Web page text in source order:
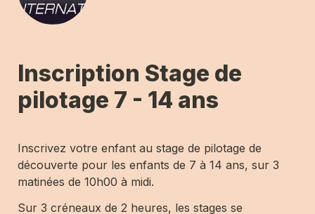
Inscription Stage de
pilotage 7 - 14 ans
Inscrivez votre enfant au stage de pilotage de
découverte pour les enfants de 7 à 14 ans, sur 3
matinées de 10h00 à midi.
Sur 3 créneaux de 2 heures, les stages se